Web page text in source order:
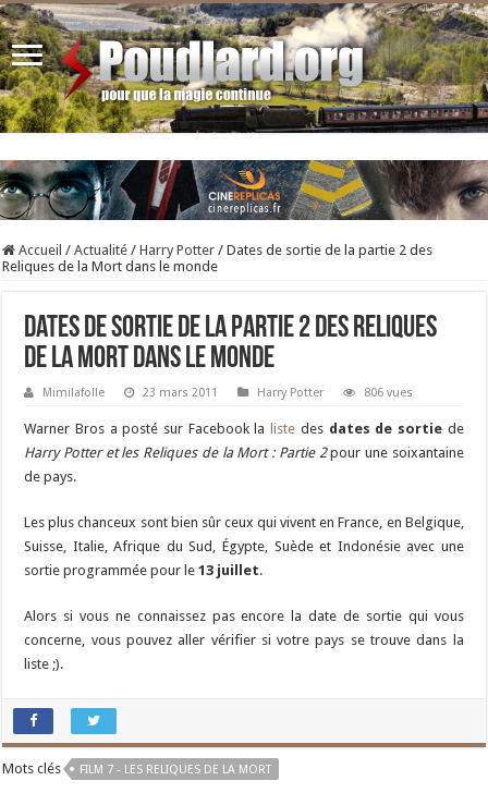
Accueil / Actualité / Harry Potter / Dates de sortie de la partie 2 des
Reliques de la Mort dans le monde
Dates de sortie de la partie 2 des Reliques
de la Mort dans le monde
Mimilafolle 23 mars 2011 Harry Potter 806 vues
Warner Bros a posté sur Facebook la liste des dates de sortie de
Harry Potter et les Reliques de la Mort : Partie 2pour une soixantaine
de pays.
Les plus chanceux sont bien sûr ceux qui vivent en France, en Belgique,
Suisse, Italie, Afrique du Sud, Égypte, Suède et Indonésie avec une
sortie programmée pour le13 juillet.
Alors si vous ne connaissez pas encore la date de sortie qui vous
concerne, vous pouvez aller vérifier si votre pays se trouve dans la
liste ;).
Mots clés FILM 7 - LES RELIQUES DE LA MORT